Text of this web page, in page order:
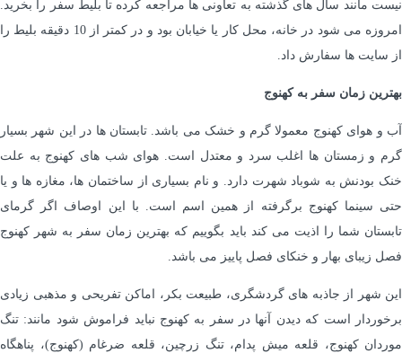
نیست مانند سال های گذشته به تعاونی ها مراجعه کرده تا بلیط سفر را بخرید.
امروزه می شود در خانه، محل کار یا خیابان بود و در کمتر از 10 دقیقه بلیط را
از سایت ها سفارش داد.
بهترین زمان سفر به کهنوج
آب و هوای کهنوج معمولا گرم و خشک می باشد. تابستان ها در این شهر بسیار
گرم و زمستان ها اغلب سرد و معتدل است. هوای شب های کهنوج به علت
خنک بودنش به شوباد شهرت دارد. و نام بسیاری از ساختمان ها، مغازه ها و یا
حتی سینما کهنوج برگرفته از همین اسم است. با این اوصاف اگر گرمای
تابستان شما را اذیت می کند باید بگوییم که بهترین زمان سفر به شهر کهنوج
فصل زیبای بهار و خنکای فصل پاییز می باشد.
این شهر از جاذبه های گردشگری، طبیعت بکر، اماکن تفریحی و مذهبی زیادی
برخوردار است که دیدن آنها در سفر به کهنوج نباید فراموش شود مانند: تنگ
موردان کهنوج، قلعه میش پدام، تنگ زرچین، قلعه ضرغام (کهنوج)، پناهگاه